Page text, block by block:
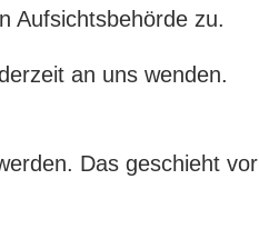
Aufsichtsbehörde zu.
an uns wenden.
Das geschieht vor